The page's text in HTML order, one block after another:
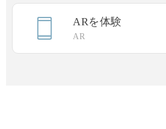
ARを体験
AR